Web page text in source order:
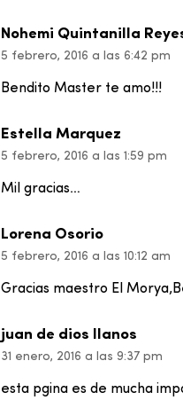
Nohemi Quintanilla
5 febrero, 2016 a las 6:42 pm
Bendito Master te amo!!!
Estella Marquez
5 febrero, 2016 a las 1:59 pm
Mil gracias…
Lorena Osorio
5 febrero, 2016 a las 10:12 am
Gracias maestro El
juan de dios llanos
31 enero, 2016 a las 9:37 pm
esta pgina es de mucha